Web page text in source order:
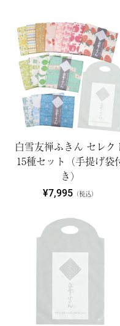
白雪友禅ふきん セレク
15種セット（手提げ袋
き）
¥7,995 （税込）